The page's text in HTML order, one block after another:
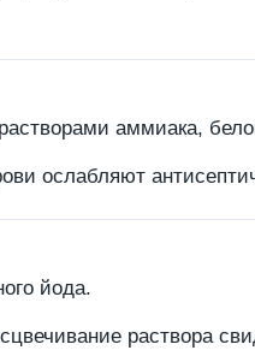
аммиака,
ослабляют
йода.
раствора